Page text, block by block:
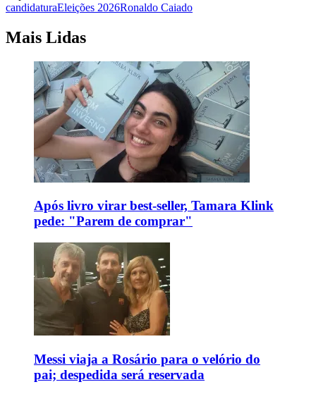
candidaturaEleições 2026Ronaldo Caiado
Mais Lidas
Após livro virar best-seller, Tamara Klink
pede: "Parem de comprar"
Messi viaja a Rosário para o velório do
pai; despedida será reservada